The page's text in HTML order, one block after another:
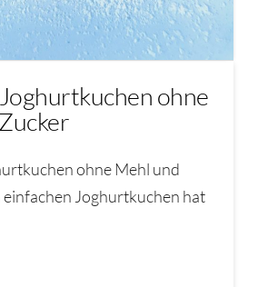
ohne
ohne Mehl und
einfachen Joghurtkuchen hat